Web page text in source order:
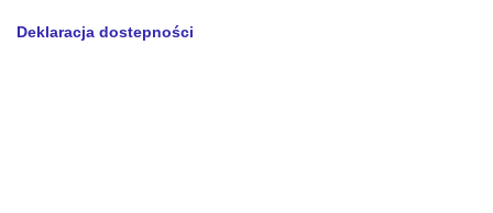
Deklaracja dostepności